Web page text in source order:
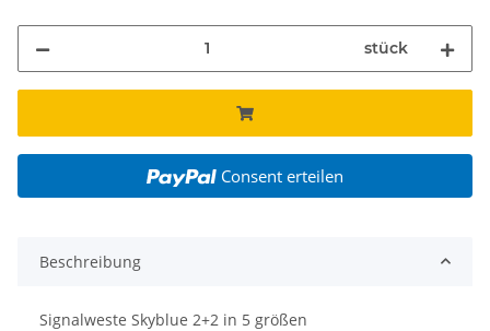
stück
Consent erteilen
Beschreibung
Signalweste Skyblue 2+2 in 5 größen